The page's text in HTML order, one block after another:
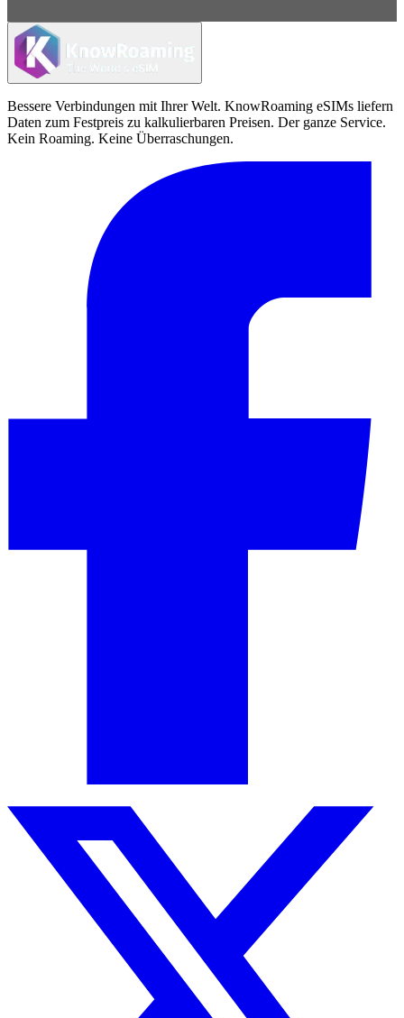
Bessere Verbindungen mit Ihrer Welt. KnowRoaming eSIMs liefern
Daten zum Festpreis zu kalkulierbaren Preisen. Der ganze Service.
Kein Roaming. Keine Überraschungen.